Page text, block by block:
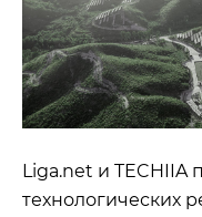
Liga.net и
технологических